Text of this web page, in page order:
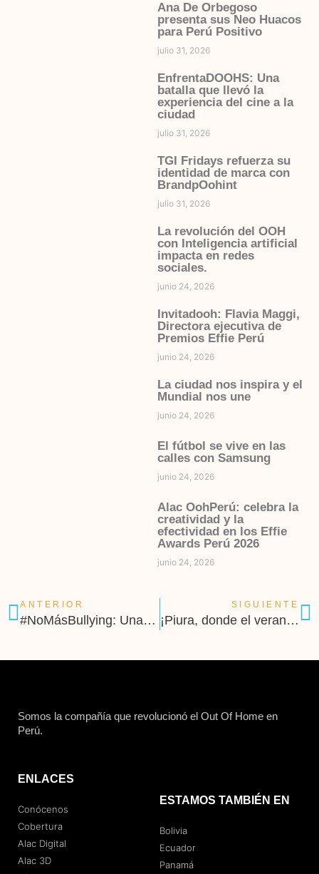
Ana De Orbegoso
presenta sus Neo Huacos
para Perú Positivo
julio 31, 2026
EnfrentaDOOHS: Una
batalla que llevó la
experiencia del cine a la
ciudad
julio 31, 2026
TGI Fridays refuerza su
identidad de marca con
BrandpOohint
julio 31, 2026
La revolución del OOH
con Inteligencia artificial
impacta en redes
sociales.
junio 24, 2026
Invitadooh: Flavia Maggi,
Directora ejecutiva de
Premios Effie Perú
junio 24, 2026
La ciudad nos inspira y el
Mundial nos une
junio 24, 2026
El fútbol se vive en las
calles con Samsung
junio 24, 2026
Alac OohPerú: celebra la
creatividad y la
efectividad en los Effie
Awards Perú 2026
junio 24, 2026
ANTERIOR
#NoMásBullying: Una campaña para reflexionar
SIGUIENTE
¡Piura, donde el verano nunca termina!
Somos la compañía que revolucionó el Out Of Home en
Perú.
ENLACES
Conócenos
Cobertura
Alac Digital
Alac 3D
ESTAMOS TAMBIÉN EN
Bolivia
Ecuador
Panamá